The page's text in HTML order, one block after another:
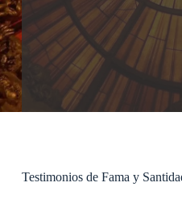
Testimonios de Fama y